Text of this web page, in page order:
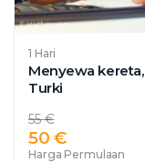
1 Hari
Menyewa kereta,
Turki
55 €
50 €
Harga Permulaan